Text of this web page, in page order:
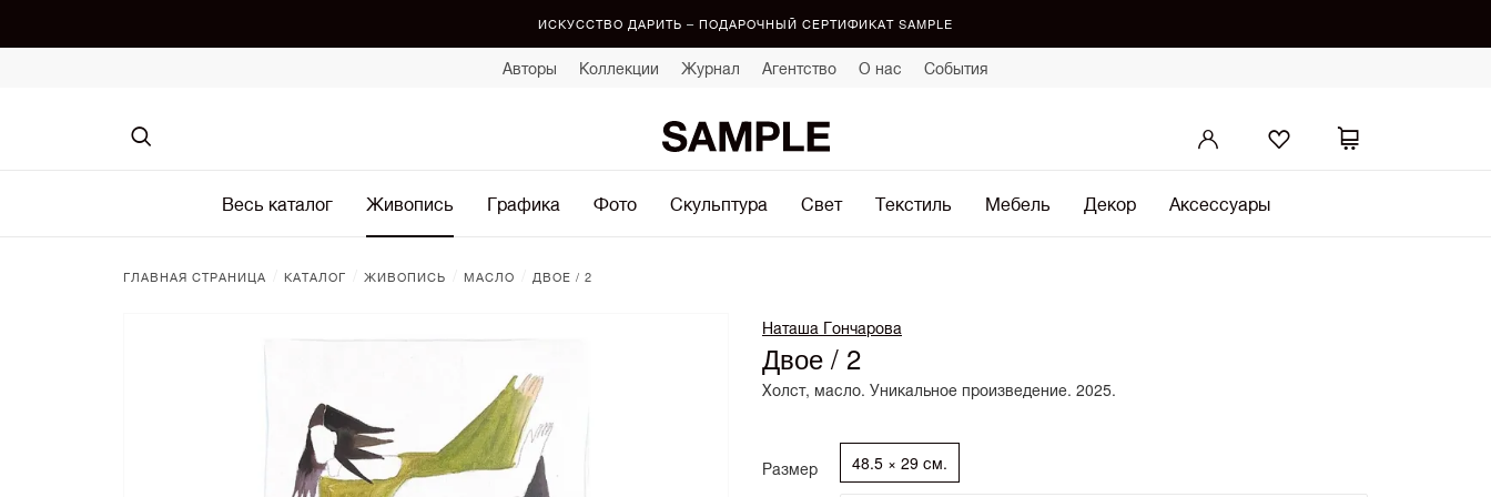
ИСКУССТВО ДАРИТЬ – ПОДАРОЧНЫЙ СЕРТИФИКАТ SAMPLE
Авторы Коллекции Журнал Агентство О нас События
Весь каталог Живопись Графика Фото Скульптура Свет Текстиль Мебель Декор Аксессуары
ГЛАВНАЯ СТРАНИЦА КАТАЛОГ ЖИВОПИСЬ МАСЛО ДВОЕ / 2
Наташа Гончарова
Двое / 2
Холст, масло. Уникальное произведение. 2025.
Размер 48.5 × 29 см.